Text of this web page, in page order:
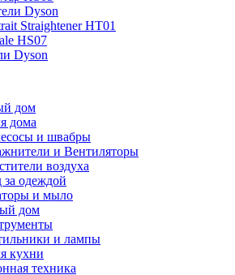
Dyson
Straightener HT01
HS07
Dyson
дом
дома
и швабры
и Вентиляторы
воздуха
за одеждой
и мыло
дом
и лампы
кухни
техника